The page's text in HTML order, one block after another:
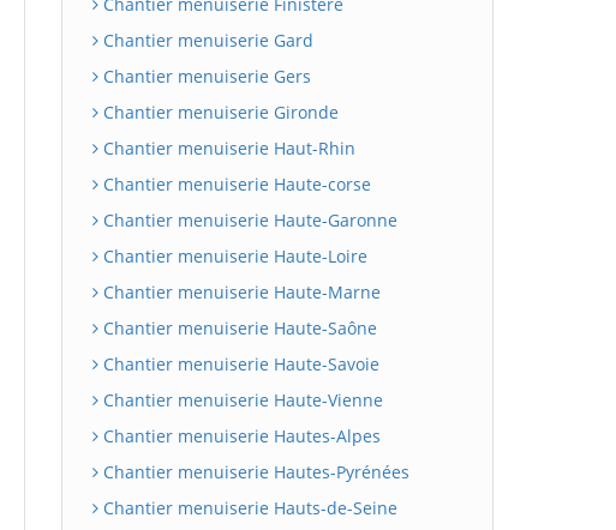
Chantier menuiserie Gard
Chantier menuiserie Gers
Chantier menuiserie Gironde
Chantier menuiserie Haut-Rhin
Chantier menuiserie Haute-corse
Chantier menuiserie Haute-Garonne
Chantier menuiserie Haute-Loire
Chantier menuiserie Haute-Marne
Chantier menuiserie Haute-Saône
Chantier menuiserie Haute-Savoie
Chantier menuiserie Haute-Vienne
Chantier menuiserie Hautes-Alpes
Chantier menuiserie Hautes-Pyrénées
Chantier menuiserie Hauts-de-Seine